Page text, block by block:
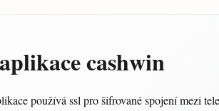
cashwin
používá ssl pro šifrované spojení mezi